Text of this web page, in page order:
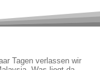
Tagen verlassen wir